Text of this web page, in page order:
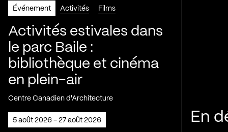
Événement Activités Films
Activités estivales dans
le parc Baile :
bibliothèque et cinéma
en plein-air
Centre Canadien d'Architecture
5 août 2026 - 27 août 2026 En